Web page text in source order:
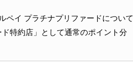
ペイ プラチナプリファードについて
特約店」として通常のポイント分